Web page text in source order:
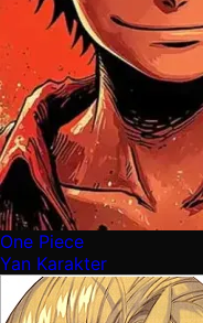
One Piece
Yan Karakter